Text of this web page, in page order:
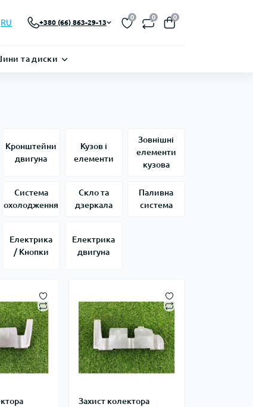
RU +380 (66) 863-29-13
0 0 0
та диски
Кронштейни
двигуна
Кузов і
елементи
Зовнішні
елементи
кузова
Система
охолодження
Скло та
дзеркала
Паливна
система
Електрика
/ Кнопки
Електрика
двигуна
Захист колектора